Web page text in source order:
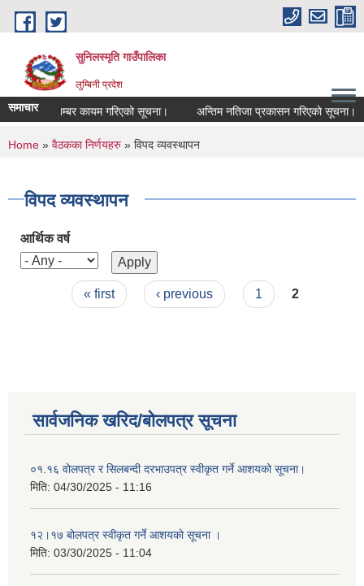
Skip to main content
सुनिलस्मृति गाउँपालिका
लुम्बिनी प्रदेश
समाचार
संकेत नम्बर कायम गरिएको सूचना। अन्तिम नतिजा प्रकासन गरिएकाे सूचना।
You are here
Home » वैठकका निर्णयहरु » विपद व्यवस्थापन
विपद व्यवस्थापन
आर्थिक वर्ष
Pages« first ‹ previous 1 2
सार्वजनिक खरिद/बोलपत्र सूचना
०१.१६ वोलपत्र र सिलबन्दी दरभाउपत्र स्वीकृत गर्ने आशयको सूचना।
मिति: 04/30/2025 - 11:16
१२।१७ बोलपत्र स्वीकृत गर्ने आशयको सूचना ।
मिति: 03/30/2025 - 11:04